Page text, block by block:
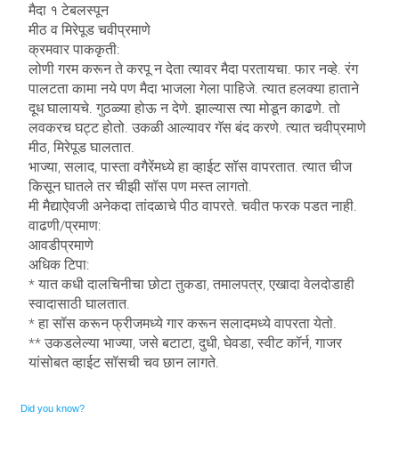
मैदा १ टेबलस्पून
मीठ व मिरेपूड चवीप्रमाणे
क्रमवार पाककृती:
लोणी गरम करून ते करपू न देता त्यावर मैदा परतायचा. फार नव्हे. रंग
पालटता कामा नये पण मैदा भाजला गेला पाहिजे. त्यात हलक्या हाताने
दूध घालायचे. गुठळ्या होऊ न देणे. झाल्यास त्या मोडून काढणे. तो
लवकरच घट्ट होतो. उकळी आल्यावर गॅस बंद करणे. त्यात चवीप्रमाणे
मीठ, मिरेपूड घालतात.
भाज्या, सलाद, पास्ता वगैरेंमध्ये हा व्हाईट सॉस वापरतात. त्यात चीज
किसून घातले तर चीझी सॉस पण मस्त लागतो.
मी मैद्याऐवजी अनेकदा तांदळाचे पीठ वापरते. चवीत फरक पडत नाही.
वाढणी/प्रमाण:
आवडीप्रमाणे
अधिक टिपा:
* यात कधी दालचिनीचा छोटा तुकडा, तमालपत्र, एखादा वेलदोडाही
स्वादासाठी घालतात.
* हा सॉस करून फ्रीजमध्ये गार करून सलादमध्ये वापरता येतो.
** उकडलेल्या भाज्या, जसे बटाटा, दुधी, घेवडा, स्वीट कॉर्न, गाजर
यांसोबत व्हाईट सॉसची चव छान लागते.
Did you know?